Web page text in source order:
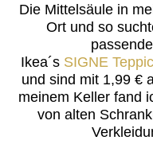
Die Mittelsäule in
Ort und so
Ikea´s SIGNE
und sind mit 1,99 €
meinem Keller fand
von alten